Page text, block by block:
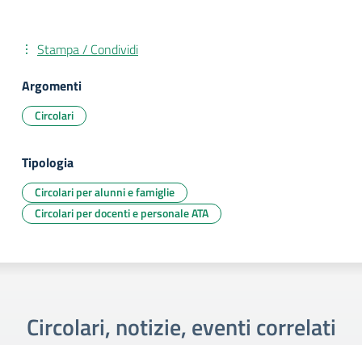
Stampa / Condividi
Argomenti
Circolari
Tipologia
Circolari per alunni e famiglie
Circolari per docenti e personale ATA
Circolari, notizie, eventi correlati